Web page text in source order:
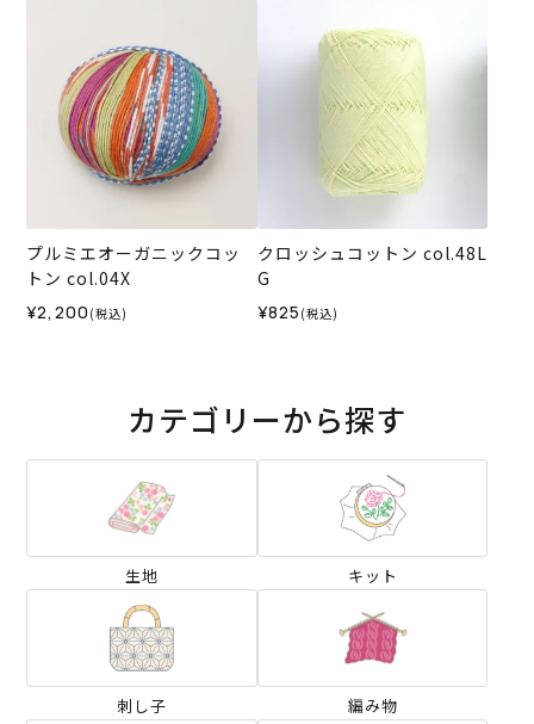
プルミエオーガニックコッ
トン col.04X
¥2,200 (税込)
クロッシュコットン col.48L
G
¥825 (税込)
カテゴリーから探す
生地 キット
刺し子 編み物